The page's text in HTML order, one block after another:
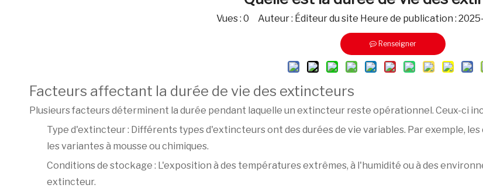
Vues : 0 Auteur : Éditeur du site Heure de publication :
Renseigner
Facteurs affectant la durée de vie des extincteurs
Plusieurs facteurs déterminent la durée pendant laquelle un extincteur reste opérationnel. Ceux-ci
Type d'extincteur : Différents types d'extincteurs ont des durées de vie variables. Par exemple,
les variantes à mousse ou chimiques.
Conditions de stockage : L'exposition à des températures extrêmes, à l'humidité ou à des
extincteur.